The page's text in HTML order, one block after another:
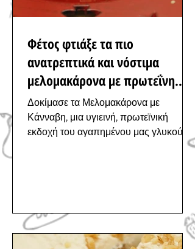
Φέτος φτιάξε τα πιο
ανατρεπτικά και νόστιμα
μελομακάρονα με πρωτεΐνη
κάνναβης
Δοκίμασε τα Μελομακάρονα με
Κάνναβη, μια υγιεινή, πρωτεϊνική
εκδοχή του αγαπημένου μας γλυκού,